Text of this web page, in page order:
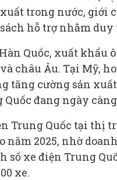
trong nước, giới
hỗ trợ nhằm
Quốc, xuất khẩu
châu Âu. Tại Mỹ,
tăng cường sản
đang ngày
Trung Quốc tại thị
năm 2025, nhờ
số xe điện Trung
xe.